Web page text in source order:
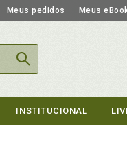
Meus pedidos Meus
INSTITUCIONAL